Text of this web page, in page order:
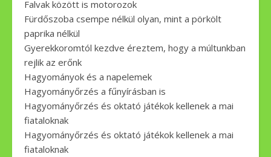
Falvak között is motorozok
Fürdőszoba csempe nélkül olyan, mint a pörkölt
paprika nélkül
Gyerekkoromtól kezdve éreztem, hogy a múltunkban
rejlik az erőnk
Hagyományok és a napelemek
Hagyományőrzés a fűnyírásban is
Hagyományőrzés és oktató játékok kellenek a mai
fiataloknak
Hagyományőrzés és oktató játékok kellenek a mai
fiataloknak